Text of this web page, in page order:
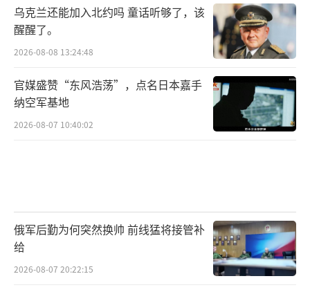
乌克兰还能加入北约吗 童话听够了，该
醒醒了。
2026-08-08 13:24:48
官媒盛赞“东风浩荡”，点名日本嘉手
纳空军基地
2026-08-07 10:40:02
俄军后勤为何突然换帅 前线猛将接管补
给
2026-08-07 20:22:15